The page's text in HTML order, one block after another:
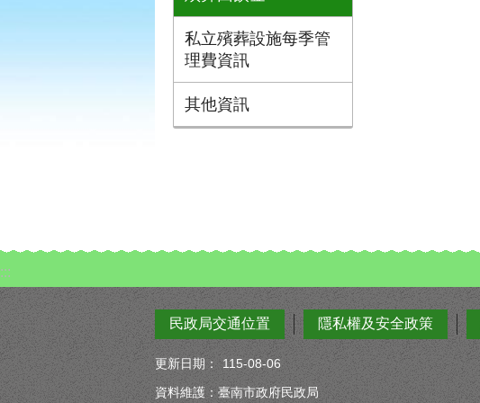
私立殯葬設施每季管
理費資訊
其他資訊
:::
民政局交通位置 隱私權及安全政策
更新日期：
115-08-06
資料維護：臺南市政府民政局